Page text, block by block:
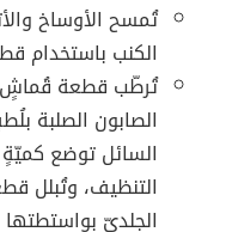
تُمسح الأوساخ
الكنب باستخدام
تُرطّب قطعة قُماشٍ
الصابون الصلبة
السائل توضع
التنظيف، وتُبلل
الجلديّ بواستطتها